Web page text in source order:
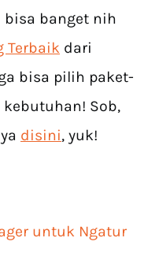
banget nih
Terbaik dari
bisa pilih paket-
Sob,
disini, yuk!
untuk Ngatur